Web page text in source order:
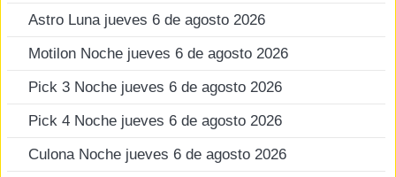
Astro Luna jueves 6 de agosto 2026
Motilon Noche jueves 6 de agosto 2026
Pick 3 Noche jueves 6 de agosto 2026
Pick 4 Noche jueves 6 de agosto 2026
Culona Noche jueves 6 de agosto 2026